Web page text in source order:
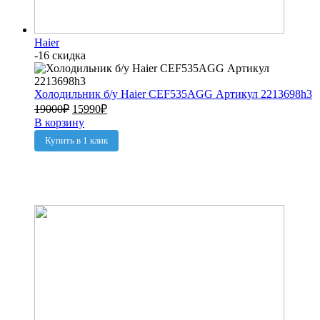
Haier
-16 скидка
Холодильник б/у Haier CEF535AGG Артикул 2213698h3
19000₽ 15990₽
В корзину
Купить в 1 клик